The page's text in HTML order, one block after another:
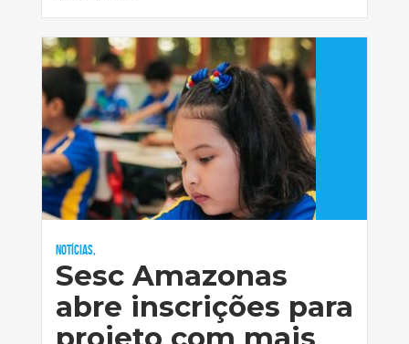
Notícias,
Sesc Amazonas
abre inscrições para